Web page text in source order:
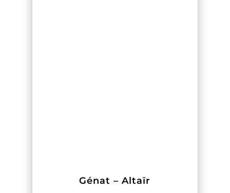
Génat – Altaïr